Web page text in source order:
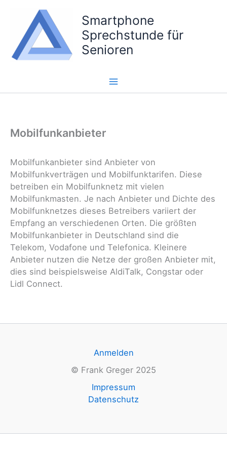
springen
Smartphone
Sprechstunde für
Senioren
Mobilfunkanbieter
Mobilfunkanbieter sind Anbieter von
Mobilfunkverträgen und Mobilfunktarifen. Diese
betreiben ein Mobilfunknetz mit vielen
Mobilfunkmasten. Je nach Anbieter und Dichte des
Mobilfunknetzes dieses Betreibers variiert der
Empfang an verschiedenen Orten. Die größten
Mobilfunkanbieter in Deutschland sind die
Telekom, Vodafone und Telefonica. Kleinere
Anbieter nutzen die Netze der großen Anbieter mit,
dies sind beispielsweise AldiTalk, Congstar oder
Lidl Connect.
Anmelden
© Frank Greger 2025
Impressum
Datenschutz